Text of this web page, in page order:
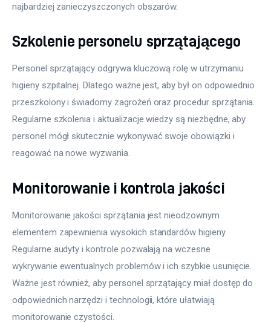
najbardziej zanieczyszczonych obszarów.
Szkolenie personelu sprzątającego
Personel sprzątający odgrywa kluczową rolę w utrzymaniu
higieny szpitalnej. Dlatego ważne jest, aby był on odpowiednio
przeszkolony i świadomy zagrożeń oraz procedur sprzątania.
Regularne szkolenia i aktualizacje wiedzy są niezbędne, aby
personel mógł skutecznie wykonywać swoje obowiązki i
reagować na nowe wyzwania.
Monitorowanie i kontrola jakości
Monitorowanie jakości sprzątania jest nieodzownym
elementem zapewnienia wysokich standardów higieny.
Regularne audyty i kontrole pozwalają na wczesne
wykrywanie ewentualnych problemów i ich szybkie usunięcie.
Ważne jest również, aby personel sprzątający miał dostęp do
odpowiednich narzędzi i technologii, które ułatwiają
monitorowanie czystości.